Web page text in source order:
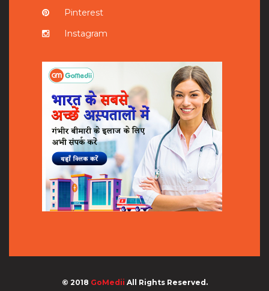
Pinterest
Instagram
© 2018 GoMedii All Rights Reserved.